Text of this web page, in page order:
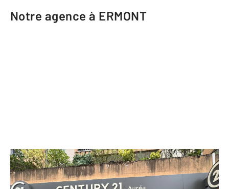
Notre agence à ERMONT
CENTURY 21 Auréa
25 rue de Stalingrad